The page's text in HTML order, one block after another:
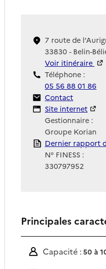
7 route de
33830 - Belin-
Voir itinéraire
Téléphone :
05 56 88 01 86
Contact
Contact
Site Internet
Site internet
Gestionnaire :
Groupe Korian
Rapport HAS
Dernier rapport
N° FINESS :
330797952
Principales
Capacité : 50 à